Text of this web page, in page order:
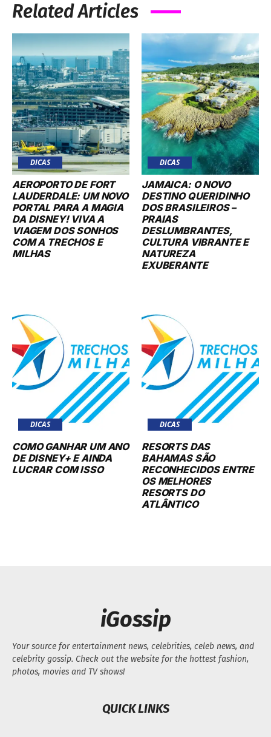
Related Articles
DICAS
AEROPORTO DE FORT
LAUDERDALE: UM NOVO
PORTAL PARA A MAGIA
DA DISNEY! VIVA A
VIAGEM DOS SONHOS
COM A TRECHOS E
MILHAS
DICAS
JAMAICA: O NOVO
DESTINO QUERIDINHO
DOS BRASILEIROS –
PRAIAS
DESLUMBRANTES,
CULTURA VIBRANTE E
NATUREZA
EXUBERANTE
DICAS
COMO GANHAR UM ANO
DE DISNEY+ E AINDA
LUCRAR COM ISSO
DICAS
RESORTS DAS
BAHAMAS SÃO
RECONHECIDOS ENTRE
OS MELHORES
RESORTS DO
ATLÂNTICO
iGossip
Your source for entertainment news, celebrities, celeb news, and
celebrity gossip. Check out the website for the hottest fashion,
photos, movies and TV shows!
QUICK LINKS